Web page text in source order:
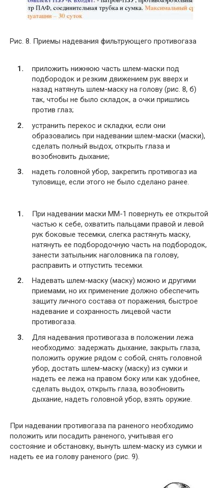
Рис. 8. Приемы надевания фильтрующего противогаза
приложить нижнюю часть шлем-маски под
подбородок и резким движением рук вверх и
назад натянуть шлем-маску на голову (рис. 8, б)
так, чтобы не было складок, а очки пришлись
против глаз;
устранить перекос и складки, если они
образовались при надевании шлем-маски (маски),
сделать полный выдох, открыть глаза и
возобновить дыхание;
надеть головной убор, закрепить противогаз иа
туловище, если этого не было сделано ранее.
При надевании маски ММ-1 повернуть ее открытой
частью к себе, охватить пальцами правой и левой
рук боковые тесемки, слегка растянуть маску,
натянуть ее подбородочную часть на подбородок,
занести затыльник наголовника па голову,
расправить и отпустить тесемки.
Надевать шлем-маску (маску) можно и другими
приемами, но их применение должно обеспечить
защиту личного состава от поражения, быстрое
надевание и сохранность лицевой части
противогаза.
Для надевания противогаза в положении лежа
необходимо: задержать дыхание, закрыть глаза,
положить оружие рядом с собой, снять головной
убор, достать шлем-маску (маску) из сумки и
надеть ее лежа на правом боку или как удобнее,
сделать выдох, открыть глаза, возобновить
дыхание, надеть головной убор, взять оружие.
При надевании противогаза па раненого необходимо
положить или посадить раненого, учитывая его
состояние и обстановку, вынуть шлем-маску из сумки и
надеть ее иа голову раненого (рис. 9).